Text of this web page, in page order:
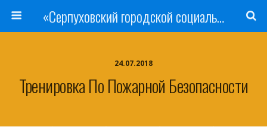
«Серпуховский городской социально-реабилитационный Центр для несовершеннолетних»
24.07.2018
Тренировка По Пожарной Безопасности